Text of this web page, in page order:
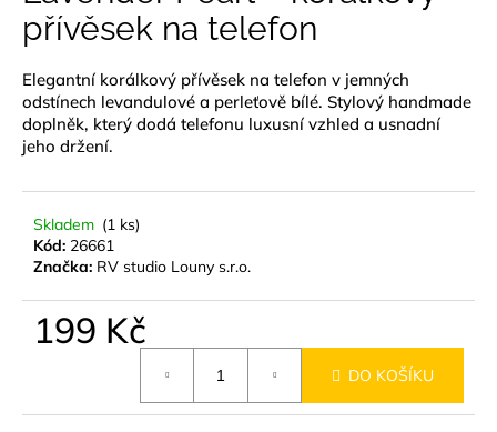
0,0
z
hvězdiček.
přívěsek na telefon
Elegantní korálkový přívěsek na telefon v jemných
odstínech levandulové a perleťově bílé. Stylový handmade
doplněk, který dodá telefonu luxusní vzhled a usnadní
jeho držení.
Skladem (1 ks)
Kód: 26661
Značka: RV studio Louny s.r.o.
199 Kč
DO KOŠÍKU
a
j
í
t
?
HLEDAT